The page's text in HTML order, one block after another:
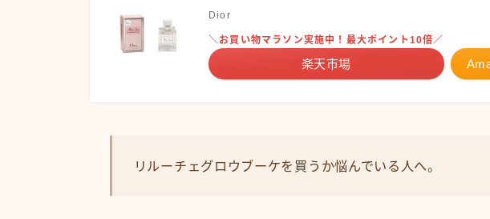
Dior
＼お買い物マラソン実施中！最大ポイント10倍／
楽天市場
リルーチェグロウブーケを買うか悩んでいる人へ。